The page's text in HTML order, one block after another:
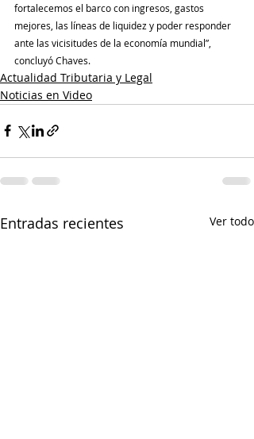
fortalecemos el barco con ingresos, gastos
mejores, las líneas de liquidez y poder responder
ante las vicisitudes de la economía mundial”,
concluyó Chaves.
Actualidad Tributaria y Legal
Noticias en Video
Entradas recientes Ver todo